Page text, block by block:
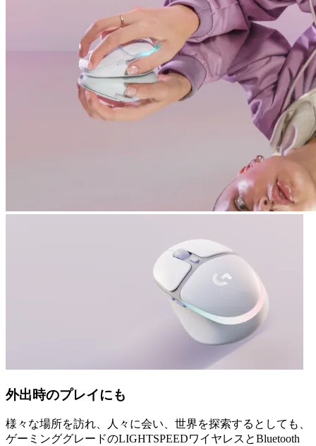
外出時のプレイにも
様々な場所を訪れ、人々に会い、世界を探索するとしても、
ゲーミンググレードのLIGHTSPEEDワイヤレスとBluetooth